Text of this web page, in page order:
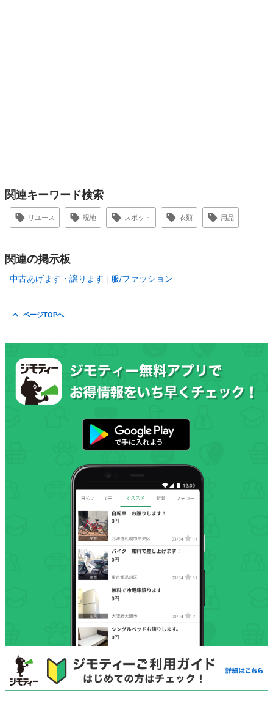
関連キーワード検索
リユース 現地 スポット 衣類 用品
関連の掲示板
中古あげます・譲ります 服/ファッション
ページTOPへ